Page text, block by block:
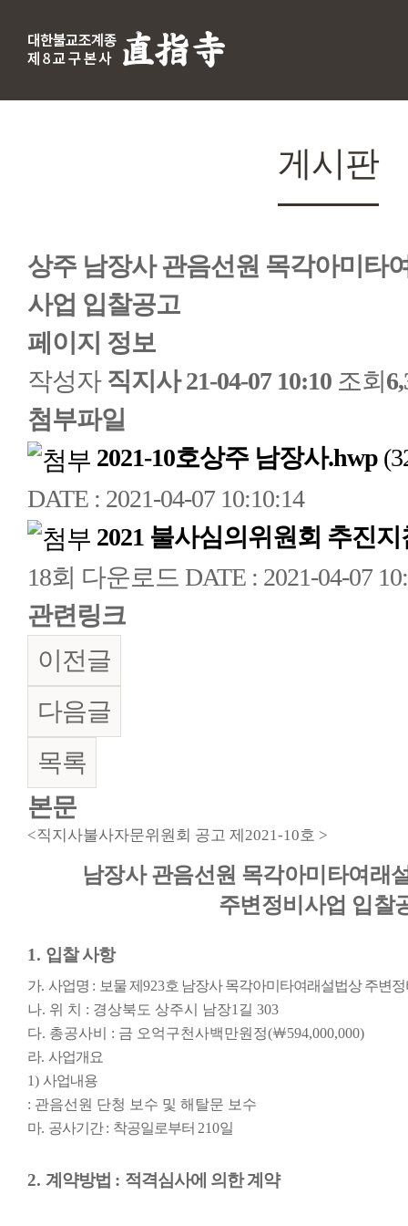
게시판
상주 남장사 관음선원 목각아미타
사업 입찰공고
페이지 정보
작성자 직지사 21-04-07 10:10 조회
첨부파일
2021-10호상주 남장사.hwp
DATE : 2021-04-07 10:10:14
2021 불사심의위원회 추진
18회 다운로드 DATE : 2021-04-07
관련링크
이전글
다음글
목록
본문
<직지사불사자문위원회 공고 제 2021-10호 >
남장사 관음선원 목각아미타여래
주변정비사업 입찰
1. 입찰 사항
가. 사업명 : 보물 제 923호 남장사 목각아미타여래설법상 주변
나. 위 치 : 경상북도 상주시 남장1 길 303
다. 총공사비 : 금 오억구천사백만원정(￦594,000,000)
라. 사업개요
1) 사업내용
: 관음선원 단청 보수 및 해탈문 보수
마. 공사기간: 착공일로부터 210일
2. 계약방법 : 적격심사에 의한 계약